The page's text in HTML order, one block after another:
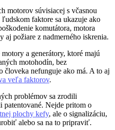
motorov súvisiacej s včasnou
faktore sa ukazuje ako
komutátora, motora
aj požiare z nadmerného iskrenia.
a generátory, ktoré majú
motohodín, bez
človeka nefunguje ako má. A to aj
veľa faktorov.
problémov sa zrodili
patentované. Nejde pritom o
plochy kefy, ale o signalizáciu,
alebo sa na to pripraviť.